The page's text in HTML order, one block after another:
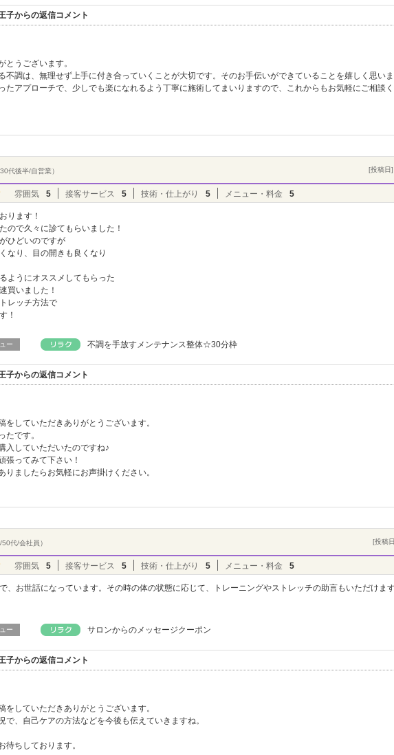
からの返信コメント
とうございます。
不調は、無理せず上手に付き合っていくことが大切です。そのお手伝いができていることを嬉しく思いま
たアプローチで、少しでも楽になれるよう丁寧に施術してまいりますので、これからもお気軽にご相談
30代後半/自営業） [投稿日
雰囲気 5 接客サービス 5 技術・仕上がり 5 メニュー・料金 5
ります！
ので久々に診てもらいました！
ひどいのですが
なり、目の開きも良くなり
ようにオススメしてもらった
買いました！
レッチ方法で
！
ー 不調を手放すメンテナンス整体☆30分枠
からの返信コメント
をしていただきありがとうございます。
たです。
入していただいたのですね♪
張ってみて下さい！
りましたらお気軽にお声掛けください。
/50代/会社員） [投稿
雰囲気 5 接客サービス 5 技術・仕上がり 5 メニュー・料金 5
、お世話になっています。その時の体の状態に応じて、トレーニングやストレッチの助言もいただけま
ー サロンからのメッセージクーポン
からの返信コメント
をしていただきありがとうございます。
で、自己ケアの方法などを今後も伝えていきますね。
待ちしております。